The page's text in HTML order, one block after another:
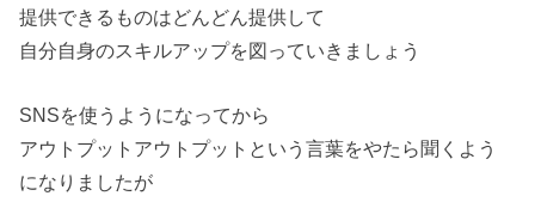
提供できるものはどんどん提供して
自分自身のスキルアップを図っていきましょう
SNSを使うようになってから
アウトプットアウトプットという言葉をやたら聞くよう
になりましたが